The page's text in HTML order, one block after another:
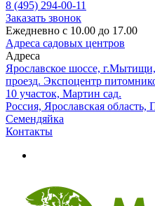
8 (495) 294-00-11
Заказать звонок
Ежедневно с 10.00 до 17.00
Адреса садовых центров
Адреса
Ярославское шоссе,
проезд. Экспоцентр
10 участок, Мартин сад.
Россия, Ярославская область,
Семендяйка
Контакты